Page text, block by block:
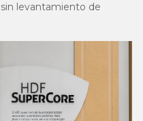
levantamiento de